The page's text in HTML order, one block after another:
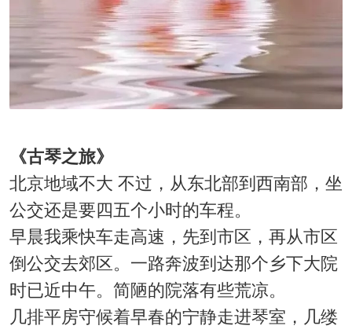
《古琴之旅》
北京地域不大 不过，从东北部到西南部，坐
公交还是要四五个小时的车程。
早晨我乘快车走高速，先到市区，再从市区
倒公交去郊区。一路奔波到达那个乡下大院
时已近中午。简陋的院落有些荒凉。
几排平房守候着早春的宁静走进琴室，几缕